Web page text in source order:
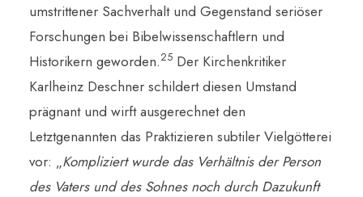
umstrittener Sachverhalt und Gegenstand seriöser
Forschungen bei Bibelwissenschaftlern und
Historikern geworden.25Der Kirchenkritiker
Karlheinz Deschner schildert diesen Umstand
prägnant und wirft ausgerechnet den
Letztgenannten das Praktizieren subtiler Vielgötterei
vor: „Kompliziert wurde das Verhältnis der Person
des Vaters und des Sohnes noch durch Dazukunft